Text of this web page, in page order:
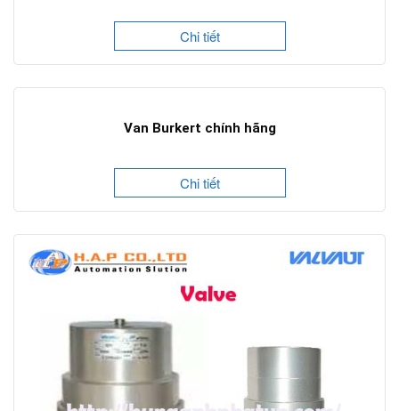
Chi tiết
Van Burkert chính hãng
Chi tiết